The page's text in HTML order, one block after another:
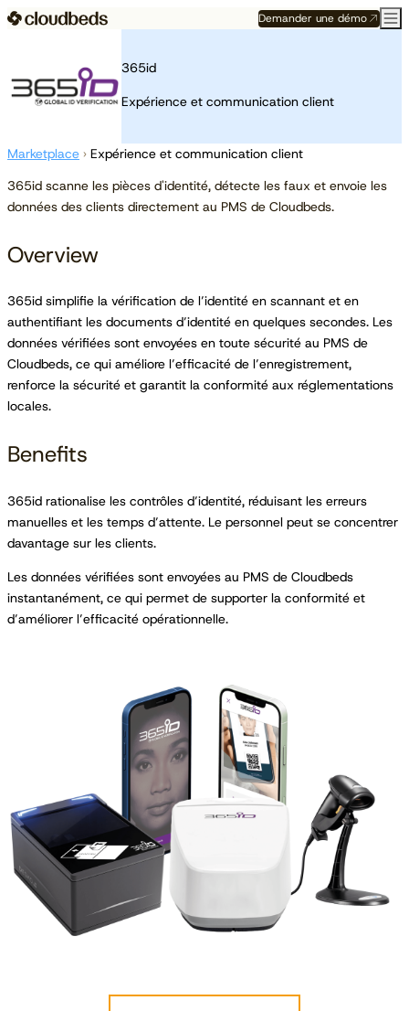
Demander une démo
365id
Expérience et communication client
Marketplace › Expérience et communication client
365id scanne les pièces d'identité, détecte les faux et envoie les
données des clients directement au PMS de Cloudbeds.
Overview
365id simplifie la vérification de l’identité en scannant et en
authentifiant les documents d’identité en quelques secondes. Les
données vérifiées sont envoyées en toute sécurité au PMS de
Cloudbeds, ce qui améliore l’efficacité de l’enregistrement,
renforce la sécurité et garantit la conformité aux réglementations
locales.
Benefits
365id rationalise les contrôles d’identité, réduisant les erreurs
manuelles et les temps d’attente. Le personnel peut se concentrer
davantage sur les clients.
Les données vérifiées sont envoyées au PMS de Cloudbeds
instantanément, ce qui permet de supporter la conformité et
d’améliorer l’efficacité opérationnelle.